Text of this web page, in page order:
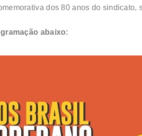
dos 80 anos do
abaixo: